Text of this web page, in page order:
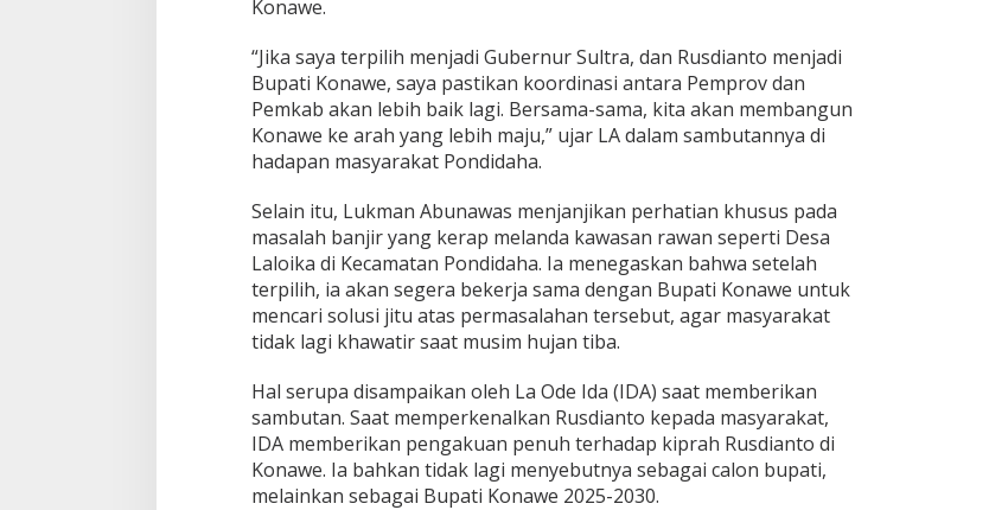
t
a
d
a
n
n
a
w
e
L
e
b
h
B
a
i
k
Konawe.
“Jika saya terpilih menjadi Gubernur Sultra, dan Rusdianto menjadi
Bupati Konawe, saya pastikan koordinasi antara Pemprov dan
Pemkab akan lebih baik lagi. Bersama-sama, kita akan membangun
Konawe ke arah yang lebih maju,” ujar LA dalam sambutannya di
hadapan masyarakat Pondidaha.
Selain itu, Lukman Abunawas menjanjikan perhatian khusus pada
masalah banjir yang kerap melanda kawasan rawan seperti Desa
Laloika di Kecamatan Pondidaha. Ia menegaskan bahwa setelah
terpilih, ia akan segera bekerja sama dengan Bupati Konawe untuk
mencari solusi jitu atas permasalahan tersebut, agar masyarakat
tidak lagi khawatir saat musim hujan tiba.
Hal serupa disampaikan oleh La Ode Ida (IDA) saat memberikan
sambutan. Saat memperkenalkan Rusdianto kepada masyarakat,
IDA memberikan pengakuan penuh terhadap kiprah Rusdianto di
Konawe. Ia bahkan tidak lagi menyebutnya sebagai calon bupati,
melainkan sebagai Bupati Konawe 2025-2030.